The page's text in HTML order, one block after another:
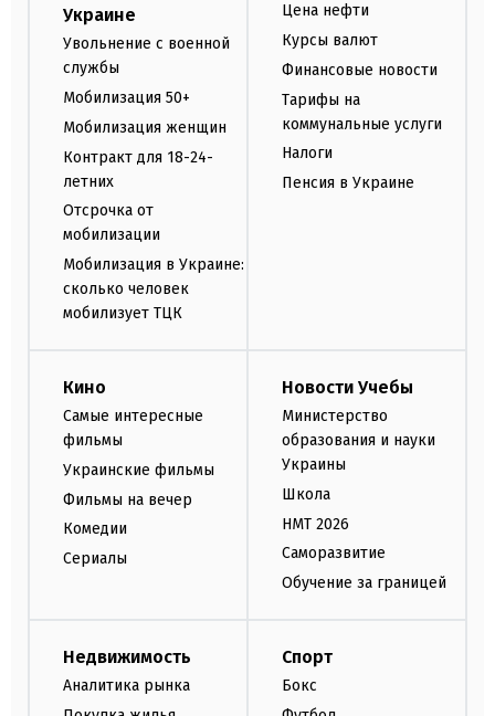
Украине
Увольнение с военной
службы
Мобилизация 50+
Мобилизация женщин
Контракт для 18-24-
летних
Отсрочка от
мобилизации
Мобилизация в Украине:
сколько человек
мобилизует ТЦК
Цена нефти
Курсы валют
Финансовые новости
Тарифы на
коммунальные услуги
Налоги
Пенсия в Украине
Кино
Самые интересные
фильмы
Украинские фильмы
Фильмы на вечер
Комедии
Сериалы
Новости Учебы
Министерство
образования и науки
Украины
Школа
НМТ 2026
Саморазвитие
Обучение за границей
Недвижимость
Аналитика рынка
Спорт
Бокс